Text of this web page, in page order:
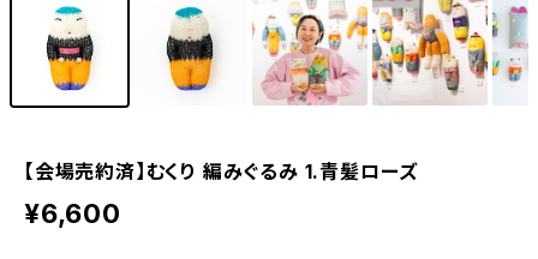
【会場売約済】むくり 編みぐるみ 1.青髪ローズ
¥6,600